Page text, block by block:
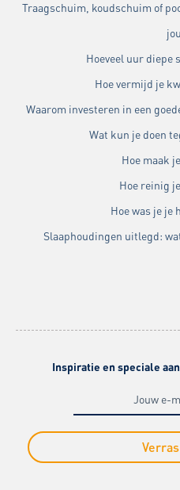
Traagschuim, koudschuim of
Hoeveel uur diepe
Hoe vermijd je
Waarom investeren in een
Wat kun je doen
Hoe maak
Hoe reinig
Hoe was je je
Slaaphoudingen uitlegd:
Inspiratie en speciale